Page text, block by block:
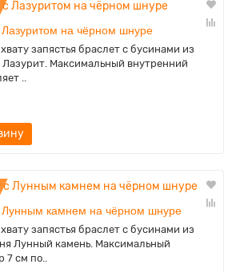
на чёрном шнуре
запястья браслет с бусинами из
Лазурит. Максимальный внутренний
..
Лунным камнем на чёрном шнуре
запястья браслет с бусинами из
Лунный камень. Максимальный
7 см по..